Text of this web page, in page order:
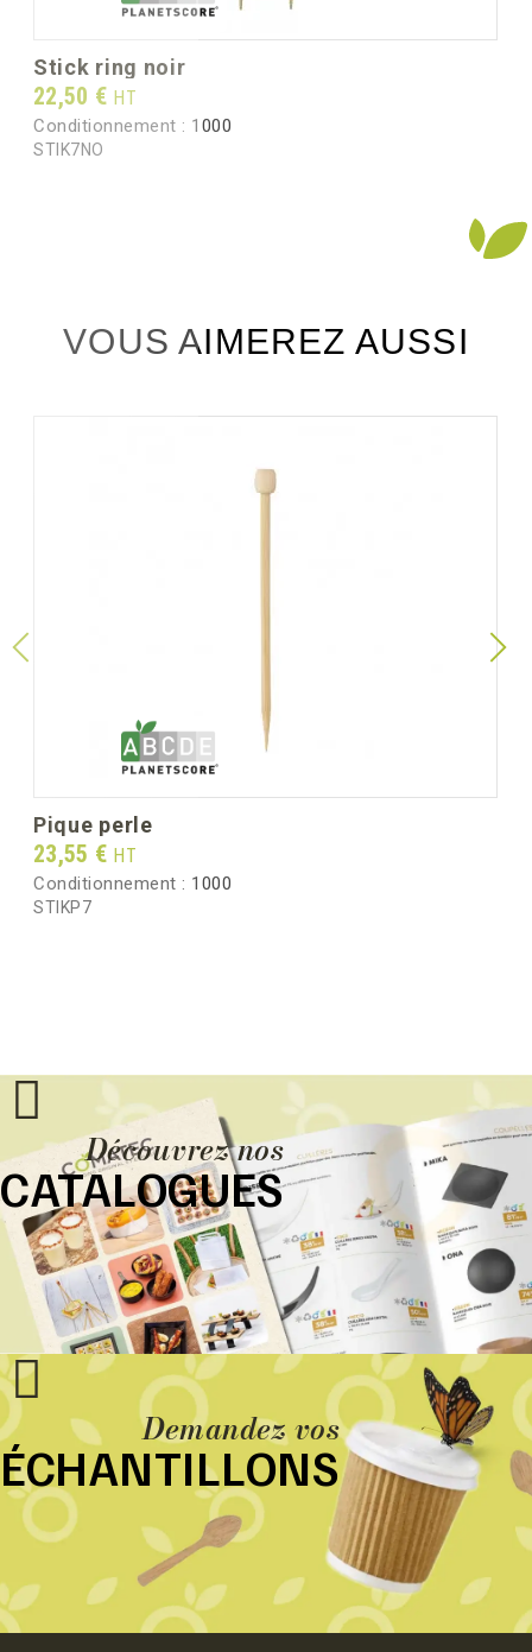
stick ring noir
Prix
22,50 € HT
Conditionnement : 1000
STIK7NO
VOUS AIMEREZ AUSSI
pique perle
Prix
23,55 € HT
Conditionnement : 1000
STIKP7
Découvrez nos
CATALOGUES
Demandez vos
ÉCHANTILLONS